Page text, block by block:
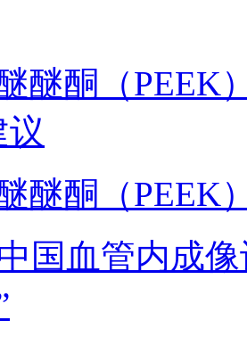
醚酮（PEEK
议
醚酮（PEEK
国血管内成